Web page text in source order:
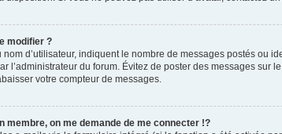
modifier ?
d’utilisateur, indiquent le nombre de messages postés
l’administrateur du forum. Évitez de poster des messages
votre compteur de messages.
membre, on me demande de me connecter !?